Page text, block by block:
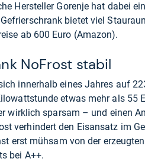
Hersteller Gorenje hat dabei
bietet viel
ab 600 Euro (Amazon).
NoFrost stabil
innerhalb eines Jahres auf
etwas mehr als 55
wirklich sparsam – und einen
verhindert den Eisansatz im
erst mühsam von der
bei A++.